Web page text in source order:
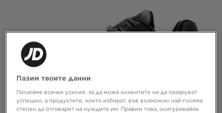
Пазим твоите данни
Полагаме всички усилия, за да може клиентите ни да пазаруват
успешно, а продуктите, които избират, във възможно най-голяма
степен да отговарят на нуждите им. Правим това, осигурявайки